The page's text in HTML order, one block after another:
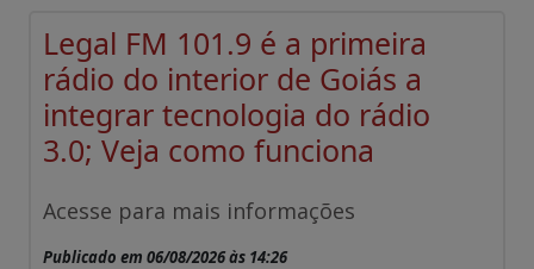
Legal FM 101.9 é a primeira
rádio do interior de Goiás a
integrar tecnologia do rádio
3.0; Veja como funciona
Acesse para mais informações
Publicado em 06/08/2026 às 14:26